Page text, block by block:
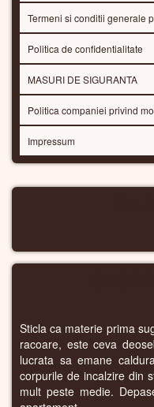
Termeni si conditii generale
Politica de confidentialitate
MASURI DE SIGURANTA
Politica companiei privind
Impressum
Sticla ca materie prima
racoare, este ceva
lucrata sa emane
corpurile de incalzire din
mult peste medie.